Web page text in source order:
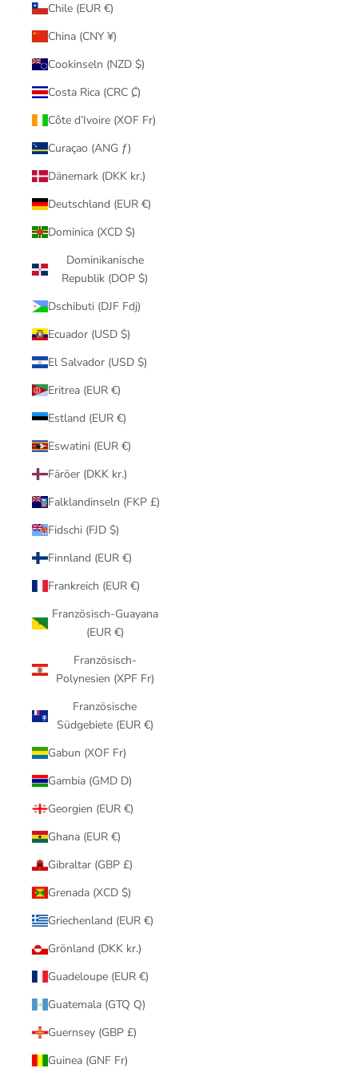
Chile (EUR €)
China (CNY ¥)
Cookinseln (NZD $)
Costa Rica (CRC ₡)
Côte d’Ivoire (XOF Fr)
Curaçao (ANG ƒ)
Dänemark (DKK kr.)
Deutschland (EUR €)
Dominica (XCD $)
Dominikanische
Republik (DOP $)
Dschibuti (DJF Fdj)
Ecuador (USD $)
El Salvador (USD $)
Eritrea (EUR €)
Estland (EUR €)
Eswatini (EUR €)
Färöer (DKK kr.)
Falklandinseln (FKP £)
Fidschi (FJD $)
Finnland (EUR €)
Frankreich (EUR €)
Französisch-Guayana
(EUR €)
Französisch-
Polynesien (XPF Fr)
Französische
Südgebiete (EUR €)
Gabun (XOF Fr)
Gambia (GMD D)
Georgien (EUR €)
Ghana (EUR €)
Gibraltar (GBP £)
Grenada (XCD $)
Griechenland (EUR €)
Grönland (DKK kr.)
Guadeloupe (EUR €)
Guatemala (GTQ Q)
Guernsey (GBP £)
Guinea (GNF Fr)